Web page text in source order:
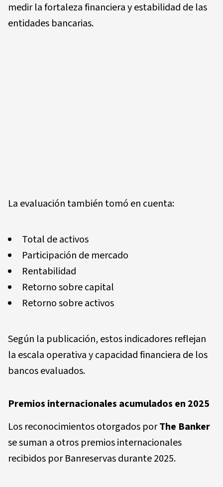
medir la fortaleza financiera y estabilidad de las
entidades bancarias.
La evaluación también tomó en cuenta:
Total de activos
Participación de mercado
Rentabilidad
Retorno sobre capital
Retorno sobre activos
Según la publicación, estos indicadores reflejan
la escala operativa y capacidad financiera de los
bancos evaluados.
Premios internacionales acumulados en 2025
Los reconocimientos otorgados porThe Banker
se suman a otros premios internacionales
recibidos por Banreservas durante 2025.